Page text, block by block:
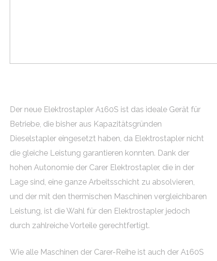
Der neue Elektrostapler A160S ist das ideale Gerät für
Betriebe, die bisher aus Kapazitätsgründen
Dieselstapler eingesetzt haben, da Elektrostapler nicht
die gleiche Leistung garantieren konnten. Dank der
hohen Autonomie der Carer Elektrostapler, die in der
Lage sind, eine ganze Arbeitsschicht zu absolvieren,
und der mit den thermischen Maschinen vergleichbaren
Leistung, ist die Wahl für den Elektrostapler jedoch
durch zahlreiche Vorteile gerechtfertigt.
Wie alle Maschinen der Carer-Reihe ist auch der A160S